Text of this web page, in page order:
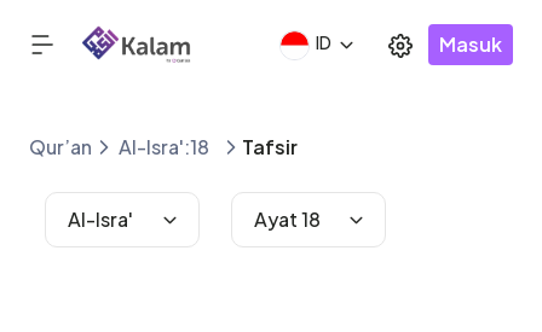
ID Masuk
Qur’an Al-Isra':18 Tafsir
Al-Isra' Ayat 18